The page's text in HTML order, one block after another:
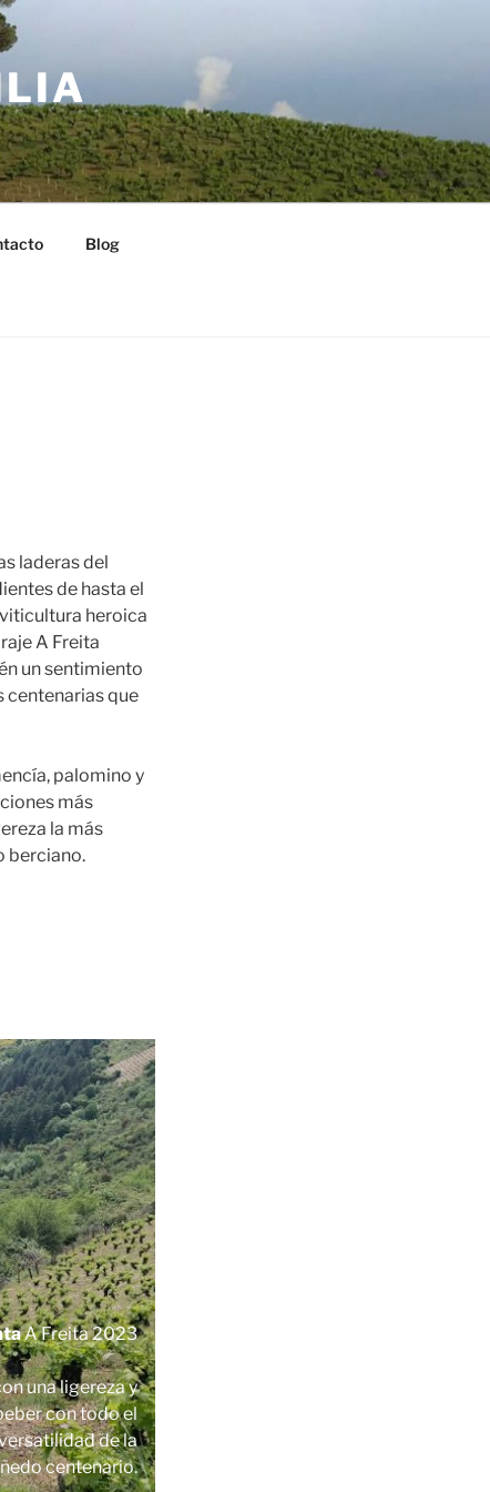
Blog
laderas del
de hasta el
heroica
A Freita
un sentimiento
centenarias que
palomino y
más
la más
berciano.
A Freita 2023
una ligereza y
con todo el
de la
centenario.